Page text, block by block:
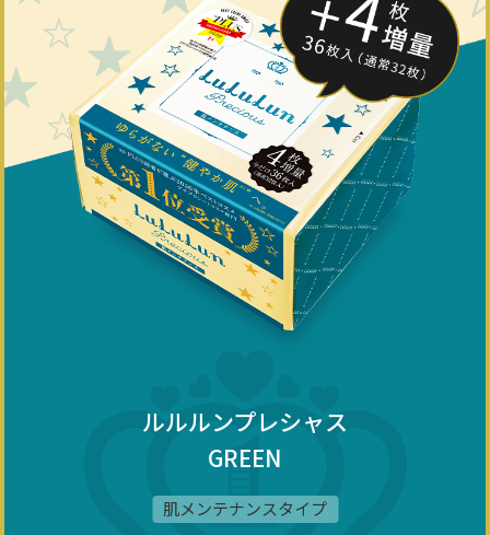
ルルルンプレシャス
GREEN
肌メンテナンスタイプ